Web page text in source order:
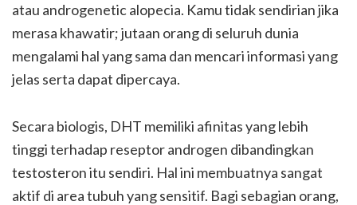
atau androgenetic alopecia. Kamu tidak sendirian jika
merasa khawatir; jutaan orang di seluruh dunia
mengalami hal yang sama dan mencari informasi yang
jelas serta dapat dipercaya.
Secara biologis, DHT memiliki afinitas yang lebih
tinggi terhadap reseptor androgen dibandingkan
testosteron itu sendiri. Hal ini membuatnya sangat
aktif di area tubuh yang sensitif. Bagi sebagian orang,